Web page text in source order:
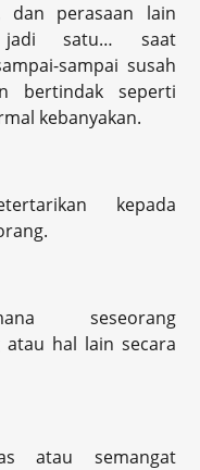
dan perasaan lain
satu… saat
sampai susah
bertindak seperti
kebanyakan.
kepada
seseorang
hal lain secara
atau semangat